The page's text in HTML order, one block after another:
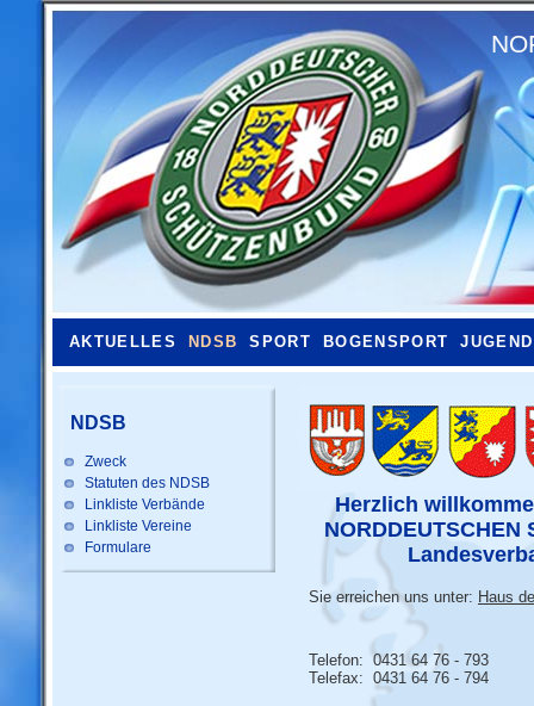
AKTUELLES NDSB SPORT BOGENSPORT JUGEND
NDSB
Zweck
Statuten des NDSB
Linkliste Verbände
Linkliste Vereine
Formulare
Herzlich
NORDDEUTSCHEN
Sie erreichen uns unter: Haus
Telefon: 0431 64 76 - 793
Telefax: 0431 64 76 - 794